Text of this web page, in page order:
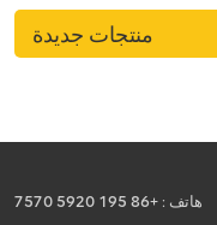
منتجات جديدة
هاتف : +86 195 5920 7570